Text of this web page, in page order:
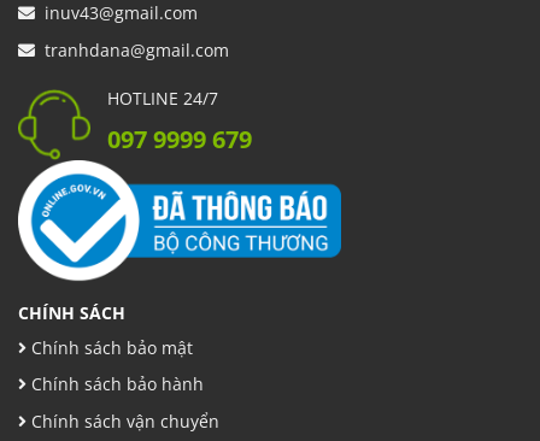
inuv43@gmail.com
tranhdana@gmail.com
HOTLINE 24/7
097 9999 679
CHÍNH SÁCH
Chính sách bảo mật
Chính sách bảo hành
Chính sách vận chuyển